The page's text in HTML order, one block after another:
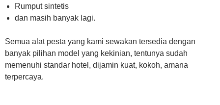
Rumput sintetis
dan masih banyak lagi.
Semua alat pesta yang kami sewakan tersedia dengan
banyak pilihan model yang kekinian, tentunya sudah
memenuhi standar hotel, dijamin kuat, kokoh, amana
terpercaya.